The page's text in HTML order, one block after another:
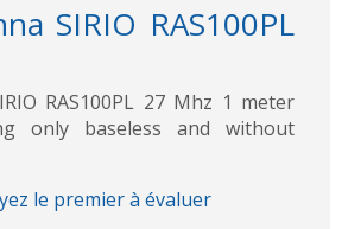
SIRIO RAS100PL
RAS100PL 27 Mhz 1 meter
only baseless and without
le premier à évaluer